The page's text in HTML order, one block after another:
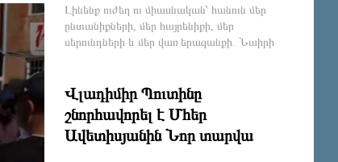
2 ԺԱՄ ԱՌԱՋ
մեր վառ երազանքի. Նաիրի
Սարգսյան
Լինենք ուժեղ ու միասնական՝ հանուն մեր
ընտանիքների, մեր հայրենիքի, մեր
սերունդների և մեր վառ երազանքի. Նաիրի
Վլադիմիր Պուտինը
շնորհավորել է Մհեր
Ավետիսյանին Նոր տարվա